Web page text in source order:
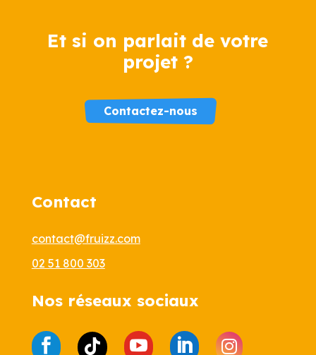
Et si on parlait de votre
projet ?
Contactez-nous
Contact
contact@fruizz.com
02 51 800 303
Nos réseaux sociaux
    